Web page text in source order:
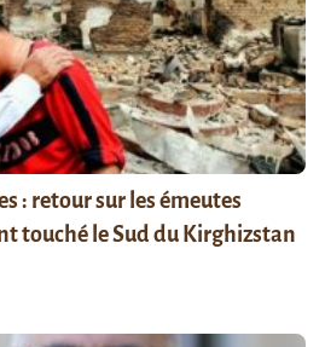
: retour sur les émeutes
touché le Sud du Kirghizstan